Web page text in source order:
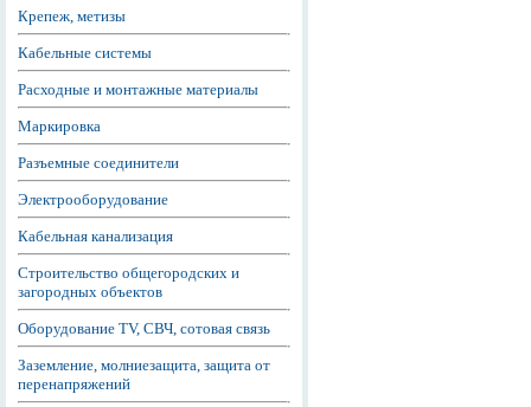
Крепеж, метизы
Кабельные системы
Расходные и монтажные материалы
Маркировка
Разъемные соединители
Электрооборудование
Кабельная канализация
Строительство общегородских и
загородных объектов
Оборудование TV, СВЧ, сотовая связь
Заземление, молниезащита, защита от
перенапряжений